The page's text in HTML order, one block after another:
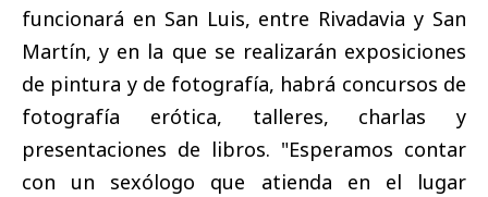
funcionará en San Luis, entre Rivadavia y San
Martín, y en la que se realizarán exposiciones
de pintura y de fotografía, habrá concursos de
fotografía erótica, talleres, charlas y
presentaciones de libros. "Esperamos contar
con un sexólogo que atienda en el lugar